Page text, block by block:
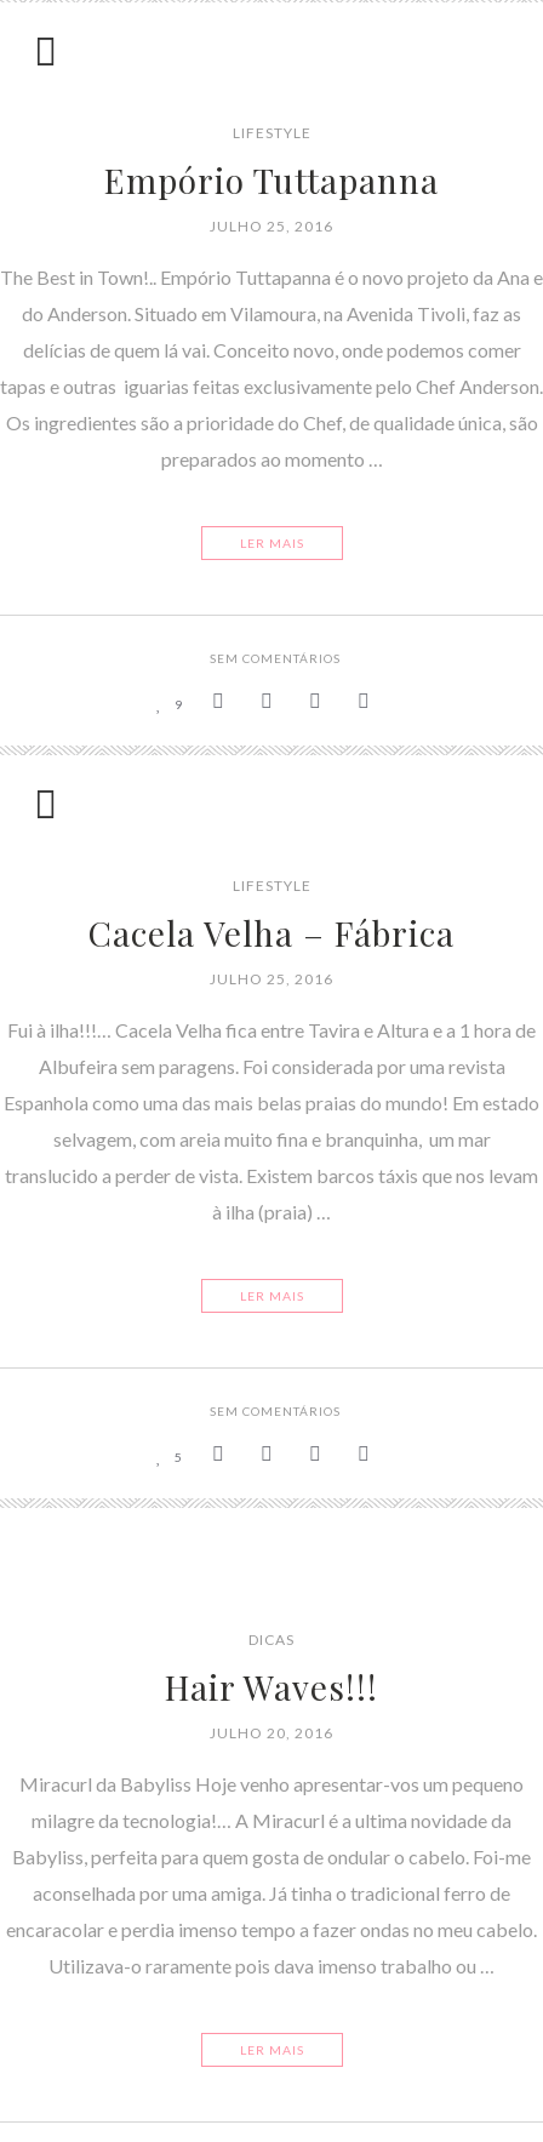
LIFESTYLE
Empório Tuttapanna
JULHO 25, 2016
The Best in Town!.. Empório Tuttapanna é o novo projeto da Ana e
do Anderson. Situado em Vilamoura, na Avenida Tivoli, faz as
delícias de quem lá vai. Conceito novo, onde podemos comer
tapas e outras iguarias feitas exclusivamente pelo Chef Anderson.
Os ingredientes são a prioridade do Chef, de qualidade única, são
preparados ao momento …
LER MAIS
SEM COMENTÁRIOS
9
LIFESTYLE
Cacela Velha – Fábrica
JULHO 25, 2016
Fui à ilha!!!… Cacela Velha fica entre Tavira e Altura e a 1 hora de
Albufeira sem paragens. Foi considerada por uma revista
Espanhola como uma das mais belas praias do mundo! Em estado
selvagem, com areia muito fina e branquinha, um mar
translucido a perder de vista. Existem barcos táxis que nos levam
à ilha (praia) …
LER MAIS
SEM COMENTÁRIOS
5
DICAS
Hair Waves!!!
JULHO 20, 2016
Miracurl da Babyliss Hoje venho apresentar-vos um pequeno
milagre da tecnologia!… A Miracurl é a ultima novidade da
Babyliss, perfeita para quem gosta de ondular o cabelo. Foi-me
aconselhada por uma amiga. Já tinha o tradicional ferro de
encaracolar e perdia imenso tempo a fazer ondas no meu cabelo.
Utilizava-o raramente pois dava imenso trabalho ou …
LER MAIS